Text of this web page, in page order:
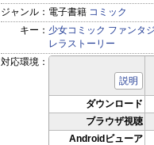
ジャンル： 電子書籍 コミック
キー： 少女コミック ファンタ
レラストーリー
対応環境：
説明
ダウンロード
ブラウザ視聴
Androidビューア